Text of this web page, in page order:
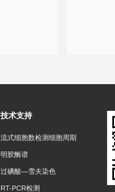
技术支持
流式细胞数检测细胞周期
明胶酶谱
过碘酸—雪夫染色
RT-PCR检测